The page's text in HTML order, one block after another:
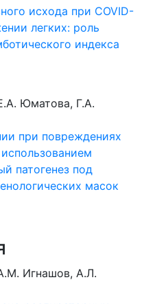
исхода при COVID-
легких: роль
индекса
Юматова, Г.А.
при повреждениях
патогенез под
масок
Игнашов, А.Л.